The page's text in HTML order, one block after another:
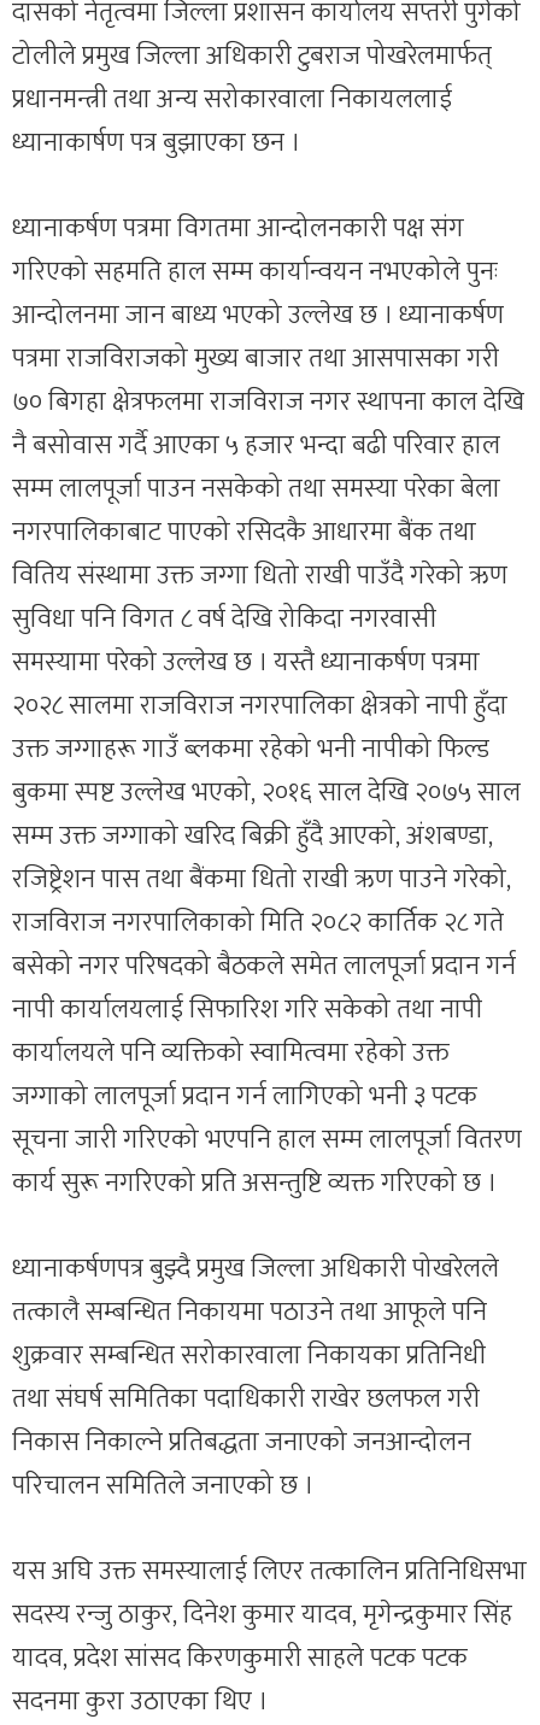
दासको नेतृत्वमा जिल्ला प्रशासन कार्यालय सप्तरी पुगेको
टोलीले प्रमुख जिल्ला अधिकारी टुबराज पोखरेलमार्फत्
प्रधानमन्त्री तथा अन्य सरोकारवाला निकायललाई
ध्यानाकार्षण पत्र बुझाएका छन ।
ध्यानाकर्षण पत्रमा विगतमा आन्दोलनकारी पक्ष संग
गरिएको सहमति हाल सम्म कार्यान्वयन नभएकोले पुनः
आन्दोलनमा जान बाध्य भएको उल्लेख छ । ध्यानाकर्षण
पत्रमा राजविराजको मुख्य बाजार तथा आसपासका गरी
७० बिगहा क्षेत्रफलमा राजविराज नगर स्थापना काल देखि
नै बसोवास गर्दै आएका ५ हजार भन्दा बढी परिवार हाल
सम्म लालपूर्जा पाउन नसकेको तथा समस्या परेका बेला
नगरपालिकाबाट पाएको रसिदकै आधारमा बैंक तथा
वितिय संस्थामा उक्त जग्गा धितो राखी पाउँदै गरेको ऋण
सुविधा पनि विगत ८ वर्ष देखि रोकिदा नगरवासी
समस्यामा परेको उल्लेख छ । यस्तै ध्यानाकर्षण पत्रमा
२०२८ सालमा राजविराज नगरपालिका क्षेत्रको नापी हुँदा
उक्त जग्गाहरू गाउँ ब्लकमा रहेको भनी नापीको फिल्ड
बुकमा स्पष्ट उल्लेख भएको, २०१६ साल देखि २०७५ साल
सम्म उक्त जग्गाको खरिद बिक्री हुँदै आएको, अंशबण्डा,
रजिष्ट्रेशन पास तथा बैंकमा धितो राखी ऋण पाउने गरेको,
राजविराज नगरपालिकाको मिति २०८२ कार्तिक २८ गते
बसेको नगर परिषदको बैठकले समेत लालपूर्जा प्रदान गर्न
नापी कार्यालयलाई सिफारिश गरि सकेको तथा नापी
कार्यालयले पनि व्यक्तिको स्वामित्वमा रहेको उक्त
जग्गाको लालपूर्जा प्रदान गर्न लागिएको भनी ३ पटक
सूचना जारी गरिएको भएपनि हाल सम्म लालपूर्जा वितरण
कार्य सुरू नगरिएको प्रति असन्तुष्टि व्यक्त गरिएको छ ।
ध्यानाकर्षणपत्र बुझ्दै प्रमुख जिल्ला अधिकारी पोखरेलले
तत्कालै सम्बन्धित निकायमा पठाउने तथा आफूले पनि
शुक्रवार सम्बन्धित सरोकारवाला निकायका प्रतिनिधी
तथा संघर्ष समितिका पदाधिकारी राखेर छलफल गरी
निकास निकाल्ने प्रतिबद्धता जनाएको जनआन्दोलन
परिचालन समितिले जनाएको छ ।
यस अघि उक्त समस्यालाई लिएर तत्कालिन प्रतिनिधिसभा
सदस्य रन्जु ठाकुर, दिनेश कुमार यादव, मृगेन्द्रकुमार सिंह
यादव, प्रदेश सांसद किरणकुमारी साहले पटक पटक
सदनमा कुरा उठाएका थिए ।